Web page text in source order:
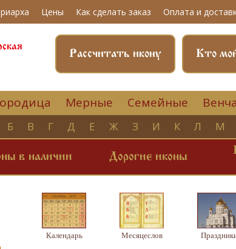
Цены Как сделать заказ Оплата и
Кто
Рассчитать икону
Мерные Семейные
Б В Г Д Е Ж З И К Л М
в наличии Дорогие иконы
Календарь Месяцеслов